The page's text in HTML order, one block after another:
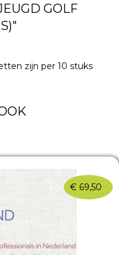
GOLF
zijn per 10 stuks
€ 69,50